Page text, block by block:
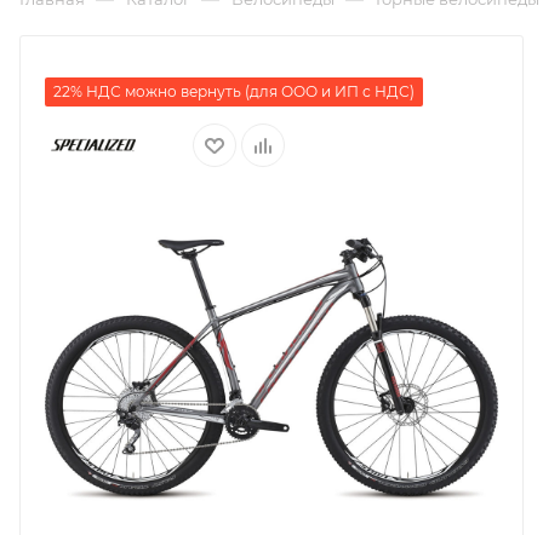
22% НДС можно вернуть (для ООО и ИП с НДС)